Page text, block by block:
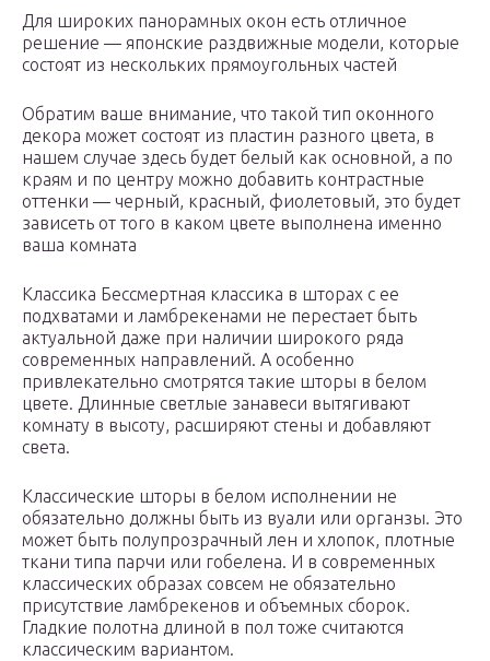
Для широких панорамных окон есть отличное
решение — японские раздвижные модели, которые
состоят из нескольких прямоугольных частей
Обратим ваше внимание, что такой тип оконного
декора может состоят из пластин разного цвета, в
нашем случае здесь будет белый как основной, а по
краям и по центру можно добавить контрастные
оттенки — черный, красный, фиолетовый, это будет
зависеть от того в каком цвете выполнена именно
ваша комната
Классика Бессмертная классика в шторах с ее
подхватами и ламбрекенами не перестает быть
актуальной даже при наличии широкого ряда
современных направлений. А особенно
привлекательно смотрятся такие шторы в белом
цвете. Длинные светлые занавеси вытягивают
комнату в высоту, расширяют стены и добавляют
света.
Классические шторы в белом исполнении не
обязательно должны быть из вуали или органзы. Это
может быть полупрозрачный лен и хлопок, плотные
ткани типа парчи или гобелена. И в современных
классических образах совсем не обязательно
присутствие ламбрекенов и объемных сборок.
Гладкие полотна длиной в пол тоже считаются
классическим вариантом.